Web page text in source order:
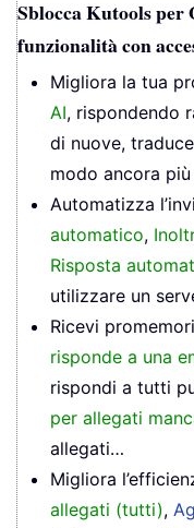
Sblocca Kutools
funzionalità con
Migliora la tua
AI, rispondendo
di nuove,
modo ancora
Automatizza
automatico,
Risposta
utilizzare un
Ricevi
risponde a una
rispondi a tutti
per allegati
allegati…
Migliora
allegati (tutti),